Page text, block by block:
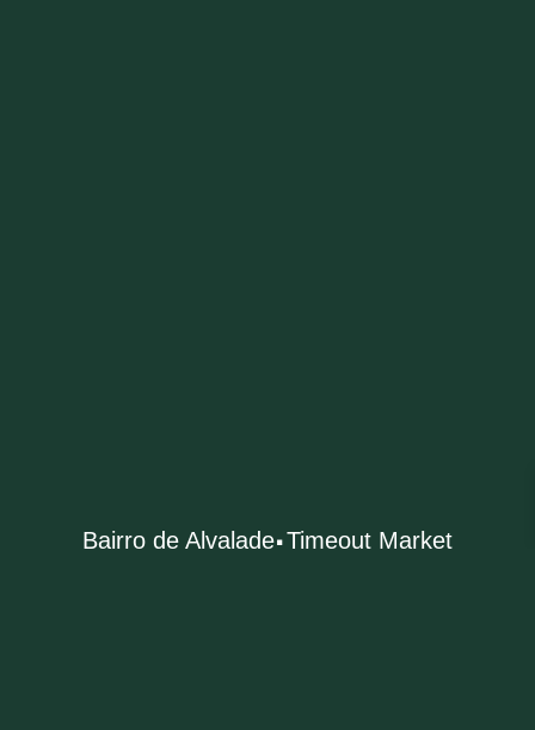
Bairro de Alvalade·Timeout Market